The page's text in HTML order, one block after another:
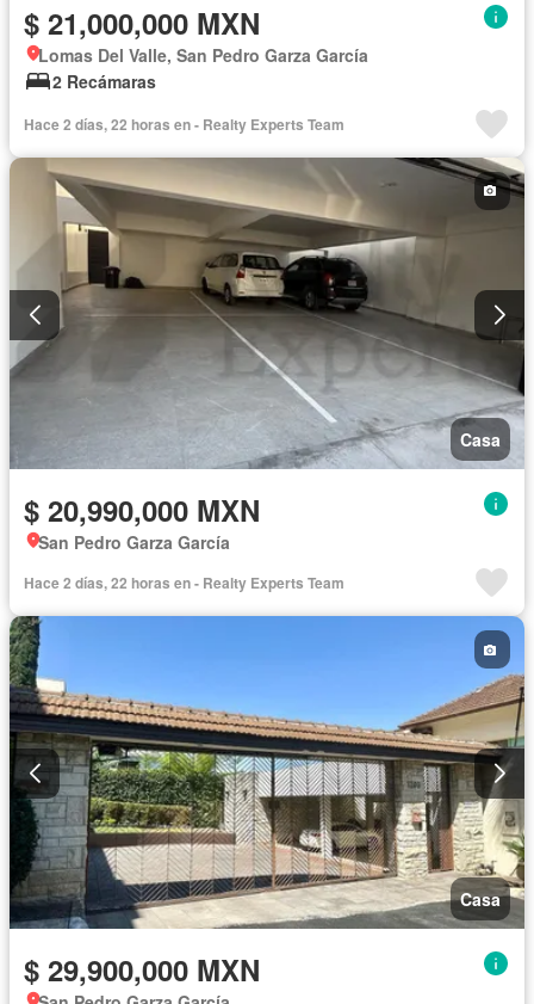
$ 21,000,000 MXN
Lomas Del Valle, San Pedro Garza García
2 Recámaras
Hace 2 días, 22 horas en - Realty Experts Team
Casa
$ 20,990,000 MXN
San Pedro Garza García
Hace 2 días, 22 horas en - Realty Experts Team
Casa
$ 29,900,000 MXN